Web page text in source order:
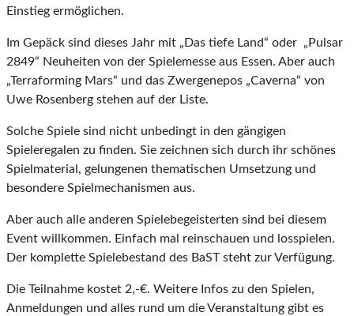
Einstieg ermöglichen.
Im Gepäck sind dieses Jahr mit „Das tiefe Land“ oder „Pulsar
2849“ Neuheiten von der Spielemesse aus Essen. Aber auch
„Terraforming Mars“ und das Zwergenepos „Caverna“ von
Uwe Rosenberg stehen auf der Liste.
Solche Spiele sind nicht unbedingt in den gängigen
Spieleregalen zu finden. Sie zeichnen sich durch ihr schönes
Spielmaterial, gelungenen thematischen Umsetzung und
besondere Spielmechanismen aus.
Aber auch alle anderen Spielebegeisterten sind bei diesem
Event willkommen. Einfach mal reinschauen und losspielen.
Der komplette Spielebestand des BaST steht zur Verfügung.
Die Teilnahme kostet 2,-€. Weitere Infos zu den Spielen,
Anmeldungen und alles rund um die Veranstaltung gibt es